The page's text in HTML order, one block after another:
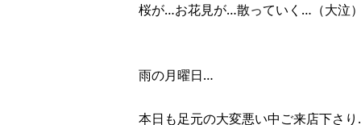
桜が…お花見が…散っていく…（大泣
雨の月曜日…
本日も足元の大変悪い中ご来店下さ